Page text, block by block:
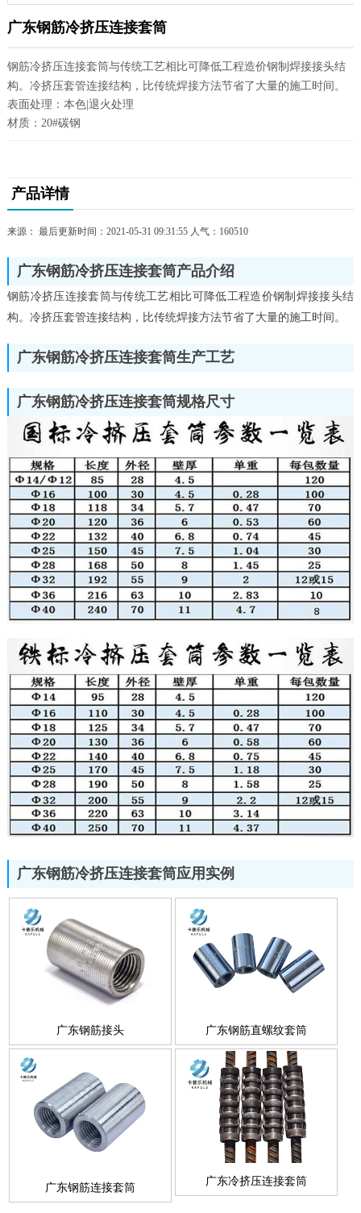
广东钢筋冷挤压连接套筒
钢筋冷挤压连接套筒与传统工艺相比可降低工程造价钢制焊接接头结
构。冷挤压套管连接结构，比传统焊接方法节省了大量的施工时间。
表面处理：本色|退火处理
材质：20#碳钢
产品详情
来源： 最后更新时间：2021-05-31 09:31:55 人气： 160510
广东钢筋冷挤压连接套筒产品介绍
钢筋冷挤压连接套筒与传统工艺相比可降低工程造价钢制焊接接头结
构。冷挤压套管连接结构，比传统焊接方法节省了大量的施工时间。
广东钢筋冷挤压连接套筒生产工艺
广东钢筋冷挤压连接套筒规格尺寸
广东钢筋冷挤压连接套筒应用实例
广东钢筋接头 广东钢筋直螺纹套筒
广东钢筋连接套筒
广东冷挤压连接套筒